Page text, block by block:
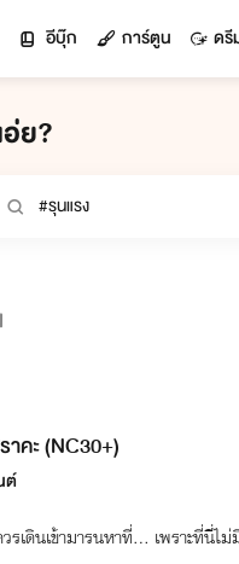
อีบุ๊ก การ์ตูน ดรี
ย?
าคะ (NC30+)
ต์
รเดินเข้ามารนหาที่... เพราะที่นี่ไ